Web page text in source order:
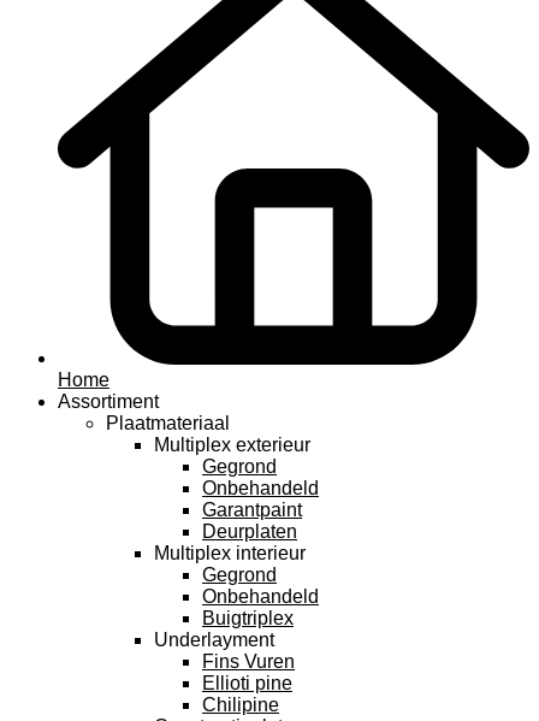
Home
Assortiment
Plaatmateriaal
Multiplex exterieur
Gegrond
Onbehandeld
Garantpaint
Deurplaten
Multiplex interieur
Gegrond
Onbehandeld
Buigtriplex
Underlayment
Fins Vuren
Ellioti pine
Chilipine